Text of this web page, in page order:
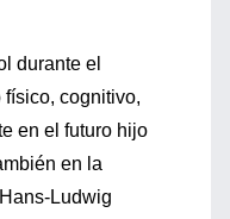
durante el
cognitivo,
en el futuro hijo
en la
Ludwig